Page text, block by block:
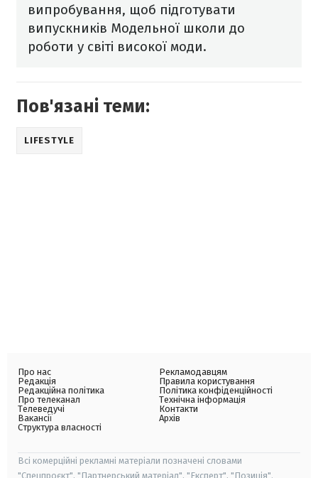
випробування, щоб підготувати
випускників Модельної школи до
роботи у світі високої моди.
Пов'язані теми:
LIFESTYLE
Про нас
Редакція
Редакційна політика
Про телеканал
Телеведучі
Вакансії
Структура власності
Рекламодавцям
Правила користування
Політика конфіденційності
Технічна інформація
Контакти
Архів
Всі комерційні рекламні матеріали позначені словами
"Спецпроєкт", "Партнерський матеріал", "Експерт", "Позиція".